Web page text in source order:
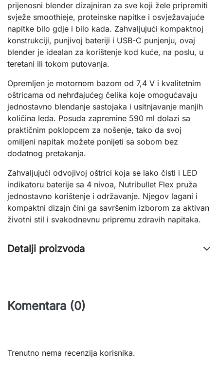
prijenosni blender dizajniran za sve koji žele pripremiti
svježe smoothieje, proteinske napitke i osvježavajuće
napitke bilo gdje i bilo kada. Zahvaljujući kompaktnoj
konstrukciji, punjivoj bateriji i USB-C punjenju, ovaj
blender je idealan za korištenje kod kuće, na poslu, u
teretani ili tokom putovanja.
Opremljen je motornom bazom od 7,4 V i kvalitetnim
oštricama od nehrđajućeg čelika koje omogućavaju
jednostavno blendanje sastojaka i usitnjavanje manjih
količina leda. Posuda zapremine 590 ml dolazi sa
praktičnim poklopcem za nošenje, tako da svoj
omiljeni napitak možete ponijeti sa sobom bez
dodatnog pretakanja.
Zahvaljujući odvojivoj oštrici koja se lako čisti i LED
indikatoru baterije sa 4 nivoa, Nutribullet Flex pruža
jednostavno korištenje i održavanje. Njegov lagani i
kompaktni dizajn čini ga savršenim izborom za aktivan
životni stil i svakodnevnu pripremu zdravih napitaka.
Detalji proizvoda
Komentara (0)
Trenutno nema recenzija korisnika.